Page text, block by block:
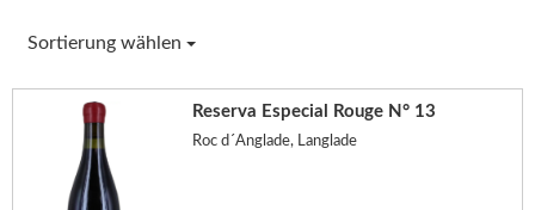
Sortierung wählen
Reserva Especial Rouge N° 13
Roc d´Anglade, Langlade